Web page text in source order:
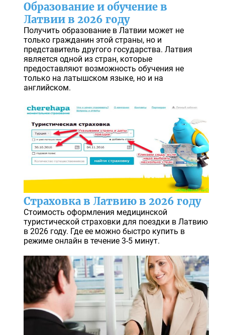
Образование и обучение в
Латвии в 2026 году
Получить образование в Латвии может не
только гражданин этой страны, но и
представитель другого государства. Латвия
является одной из стран, которые
предоставляют возможность обучения не
только на латышском языке, но и на
английском.
Страховка в Латвию в 2026 году
Стоимость оформления медицинской
туристической страховки для поездки в Латвию
в 2026 году. Где ее можно быстро купить в
режиме онлайн в течение 3-5 минут.